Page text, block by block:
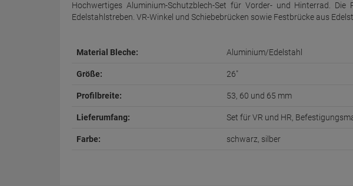
Hochwertiges Aluminium-Schutzblech-Set für Vorder- und Hinterrad.
Edelstahlstreben. VR-Winkel und Schiebebrücken sowie Festbrücke aus
Material Bleche: Aluminium/Edelstahl
Größe: 26"
Profilbreite: 53, 60 und 65 mm
Lieferumfang: Set für VR und HR,
Farbe: schwarz, silber